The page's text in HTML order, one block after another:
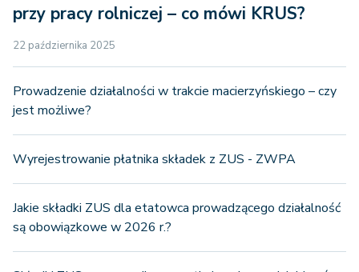
przy pracy rolniczej – co mówi KRUS?
22 października 2025
Prowadzenie działalności w trakcie macierzyńskiego – czy
jest możliwe?
Wyrejestrowanie płatnika składek z ZUS - ZWPA
Jakie składki ZUS dla etatowca prowadzącego działalność
są obowiązkowe w 2026 r.?